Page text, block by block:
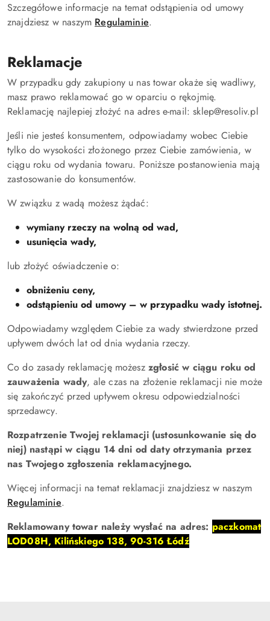
Szczegółowe informacje na temat odstąpienia od umowy
znajdziesz w naszym Regulaminie.
Reklamacje
W przypadku gdy zakupiony u nas towar okaże się wadliwy,
masz prawo reklamować go w oparciu o rękojmię.
Reklamację najlepiej złożyć na adres e-mail: sklep@resoliv.pl
Jeśli nie jesteś konsumentem, odpowiadamy wobec Ciebie
tylko do wysokości złożonego przez Ciebie zamówienia, w
ciągu roku od wydania towaru. Poniższe postanowienia mają
zastosowanie do konsumentów.
W związku z wadą możesz żądać:
wymiany rzeczy na wolną od wad,
usunięcia wady,
lub złożyć oświadczenie o:
obniżeniu ceny,
odstąpieniu od umowy – w przypadku wady istotnej.
Odpowiadamy względem Ciebie za wady stwierdzone przed
upływem dwóch lat od dnia wydania rzeczy.
Co do zasady reklamację możesz zgłosić w ciągu roku od
zauważenia wady, ale czas na złożenie reklamacji nie może
się zakończyć przed upływem okresu odpowiedzialności
sprzedawcy.
Rozpatrzenie Twojej reklamacji (ustosunkowanie się do
niej) nastąpi w ciągu 14 dni od daty otrzymania przez
nas Twojego zgłoszenia reklamacyjnego.
Więcej informacji na temat reklamacji znajdziesz w naszym
Regulaminie.
Reklamowany towar należy wysłać na adres: paczkomat
LOD08H, Kilińskiego 138, 90-316 Łódź